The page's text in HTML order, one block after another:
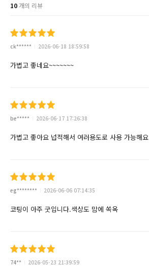
10개의 리뷰
ck****** 2026-06-18 18:59:58
가볍고 좋네요~~~~~~~
be***** 2026-06-17 17:26:38
가볍고 좋아요 넙적해서 여러용도로 사용 가능해요
eg******** 2026-06-06 07:14:35
코팅이 아주 굿입니다.색상도 맘에 쏙옥
74** 2026-05-23 21:39:59